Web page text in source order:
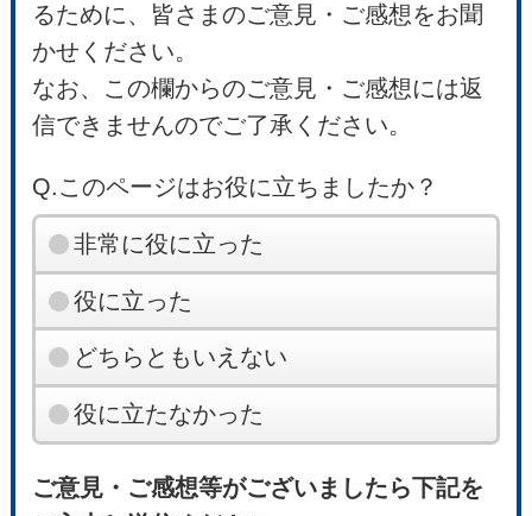
るために、皆さまのご意見・ご感想をお聞
かせください。
なお、この欄からのご意見・ご感想には返
信できませんのでご了承ください。
Q.このページはお役に立ちましたか？
非常に役に立った
役に立った
どちらともいえない
役に立たなかった
ご意見・ご感想等がございましたら下記を